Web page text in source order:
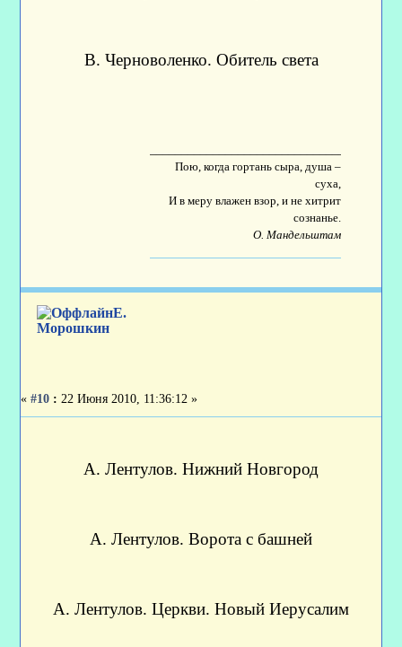
В. Черноволенко. Обитель света
Пою, когда гортань сыра, душа –
суха,
И в меру влажен взор, и не хитрит
сознанье.
О. Мандельштам
Е.
Морошкин
«#10 : 22 Июня 2010, 11:36:12 »
А. Лентулов. Нижний Новгород
А. Лентулов. Ворота с башней
А. Лентулов. Церкви. Новый Иерусалим